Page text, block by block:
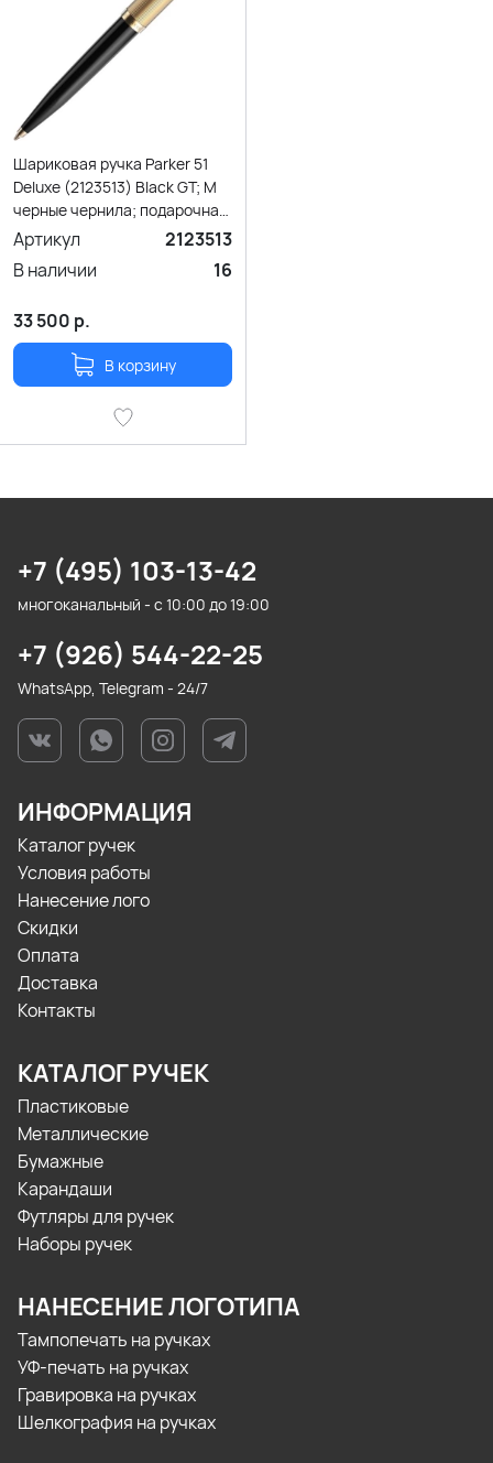
Шариковая ручка Parker 51
Deluxe (2123513) Black GT; M
черные чернила; подарочная
коробка.
Артикул
2123513
В наличии
16
33 500 р.
В корзину
+7 (495) 103-13-42
многоканальный - с 10:00 до 19:00
+7 (926) 544-22-25
WhatsApp, Telegram - 24/7
ИНФОРМАЦИЯ
Каталог ручек
Условия работы
Нанесение лого
Скидки
Оплата
Доставка
Контакты
КАТАЛОГ РУЧЕК
Пластиковые
Металлические
Бумажные
Карандаши
Футляры для ручек
Наборы ручек
НАНЕСЕНИЕ ЛОГОТИПА
Тампопечать на ручках
УФ-печать на ручках
Гравировка на ручках
Шелкография на ручках